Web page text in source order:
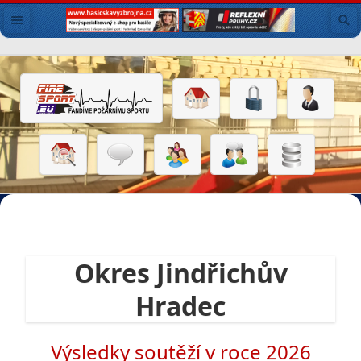
Okres Jindřichův
Hradec
Výsledky soutěží v roce 2026